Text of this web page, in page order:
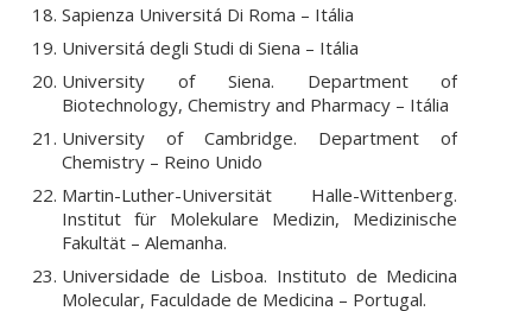
Sapienza Universitá Di Roma – Itália
Universitá degli Studi di Siena – Itália
University of Siena. Department of
Biotechnology, Chemistry and Pharmacy – Itália
University of Cambridge. Department of
Chemistry – Reino Unido
Martin-Luther-Universität Halle-Wittenberg.
Institut für Molekulare Medizin, Medizinische
Fakultät – Alemanha.
Universidade de Lisboa. Instituto de Medicina
Molecular, Faculdade de Medicina – Portugal.